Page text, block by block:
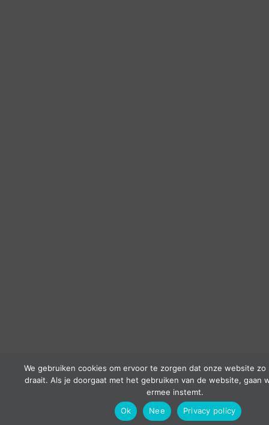
We gebruiken cookies om ervoor te zorgen dat onze website zo
draait. Als je doorgaat met het gebruiken van de website, gaan
ermee instemt.
Ok
Nee Privacy policy